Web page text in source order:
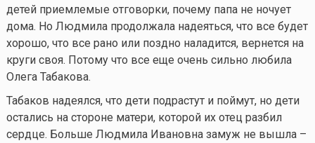
детей приемлемые отговорки, почему папа не ночует
дома. Но Людмила продолжала надеяться, что все будет
хорошо, что все рано или поздно наладится, вернется на
круги своя. Потому что все еще очень сильно любила
Олега Табакова.
Табаков надеялся, что дети подрастут и поймут, но дети
остались на стороне матери, которой их отец разбил
сердце. Больше Людмила Ивановна замуж не вышла –